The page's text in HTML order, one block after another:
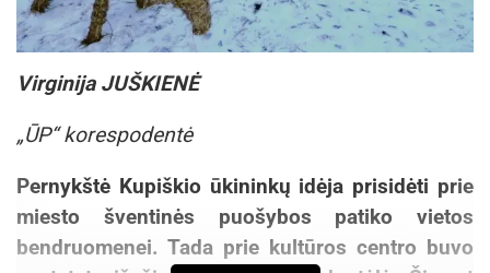
Virginija JUŠKIENĖ
„ŪP“ korespodentė
Pernykštė Kupiškio ūkininkų idėja prisidėti prie
miesto šventinės puošybos patiko vietos
bendruomenei. Tada prie kultūros centro buvo